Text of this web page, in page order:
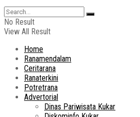
No Result
View All Result
Home
Ranamendalam
Ceritarana
Ranaterkini
Potretrana
Advertorial
Dinas Pariwisata Kukar